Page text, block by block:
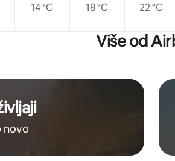
14 °C 18 °C 22 °C
Više od
novo